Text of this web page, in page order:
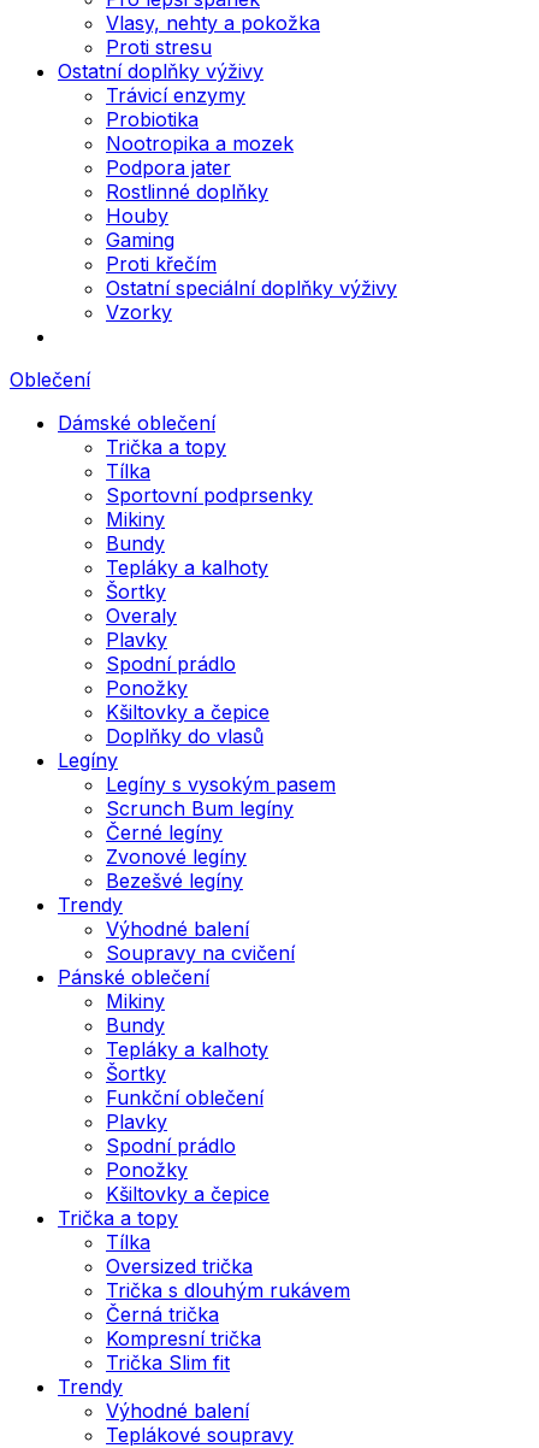
Vlasy, nehty a pokožka
Proti stresu
Ostatní doplňky výživy
Trávicí enzymy
Probiotika
Nootropika a mozek
Podpora jater
Rostlinné doplňky
Houby
Gaming
Proti křečím
Ostatní speciální doplňky výživy
Vzorky
Oblečení
Dámské oblečení
Trička a topy
Tílka
Sportovní podprsenky
Mikiny
Bundy
Tepláky a kalhoty
Šortky
Overaly
Plavky
Spodní prádlo
Ponožky
Kšiltovky a čepice
Doplňky do vlasů
Legíny
Legíny s vysokým pasem
Scrunch Bum legíny
Černé legíny
Zvonové legíny
Bezešvé legíny
Trendy
Výhodné balení
Soupravy na cvičení
Pánské oblečení
Mikiny
Bundy
Tepláky a kalhoty
Šortky
Funkční oblečení
Plavky
Spodní prádlo
Ponožky
Kšiltovky a čepice
Trička a topy
Tílka
Oversized trička
Trička s dlouhým rukávem
Černá trička
Kompresní trička
Trička Slim fit
Trendy
Výhodné balení
Teplákové soupravy